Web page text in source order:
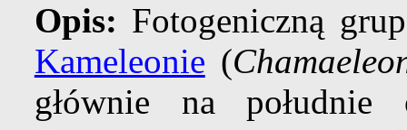
Opis: Fotogeniczną
Kameleonie (
głównie na